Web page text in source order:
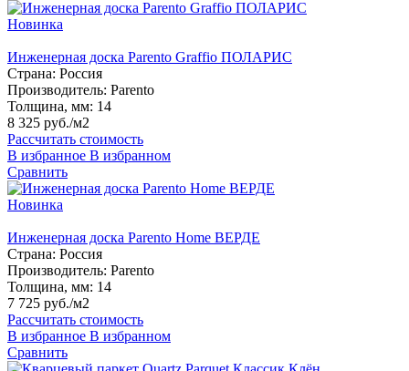
Новинка
Инженерная доска Parento Graffio ПОЛАРИС
Страна: Россия
Производитель: Parento
Толщина, мм: 14
8 325 руб./м2
Рассчитать стоимость
В избранное В избранном
Сравнить
Новинка
Инженерная доска Parento Home ВЕРДЕ
Страна: Россия
Производитель: Parento
Толщина, мм: 14
7 725 руб./м2
Рассчитать стоимость
В избранное В избранном
Сравнить